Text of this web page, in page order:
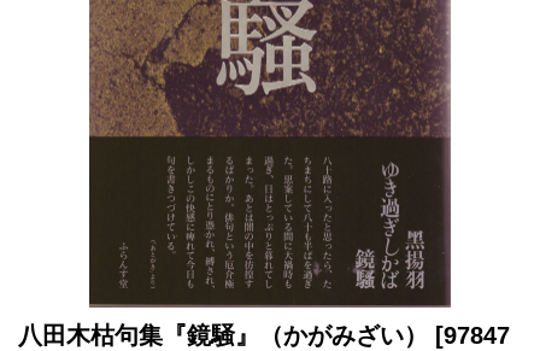
八田木枯句集『鏡騒』（かがみざい）
[97847